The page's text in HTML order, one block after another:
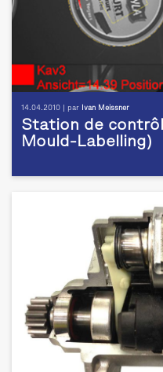
14.04.2010 | par Ivan Meissner
Station de
Mould-Labelling)